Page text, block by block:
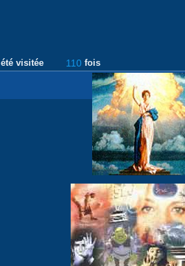
visitée 110 fois